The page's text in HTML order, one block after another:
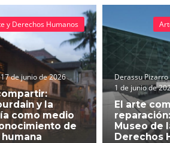
17 de junio de 2026
y la
como medio
de
y Derechos Humanos
Derassu Pizarro
1 de junio de
El arte
Museo de
Derechos